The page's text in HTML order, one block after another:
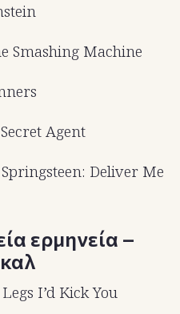
Smashing Machine
Agent
Deliver Me
ερμηνεία –
I’d Kick You